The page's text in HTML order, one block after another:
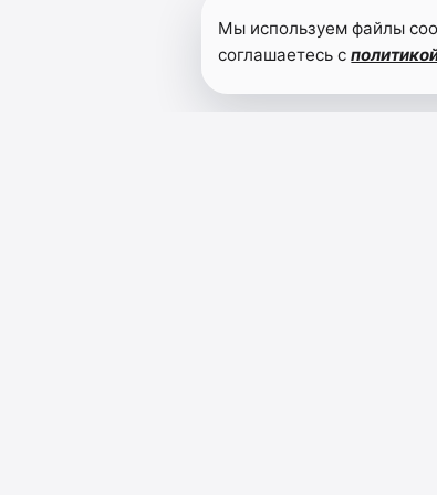
Мы используем файлы
соглашаетесь с